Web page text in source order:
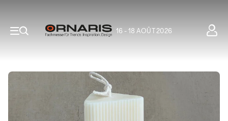
16 - 18 AOÛT 2026